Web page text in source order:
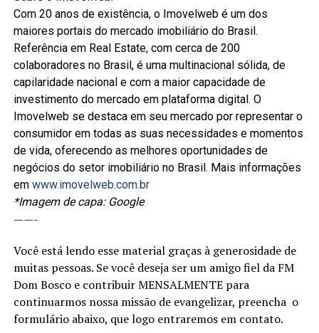
Com 20 anos de existência, o Imovelweb é um dos
maiores portais do mercado imobiliário do Brasil.
Referência em Real Estate, com cerca de 200
colaboradores no Brasil, é uma multinacional sólida, de
capilaridade nacional e com a maior capacidade de
investimento do mercado em plataforma digital. O
Imovelweb se destaca em seu mercado por representar o
consumidor em todas as suas necessidades e momentos
de vida, oferecendo as melhores oportunidades de
negócios do setor imobiliário no Brasil. Mais informações
em www.imovelweb.com.br
*Imagem de capa: Google
——-
Você está lendo esse material graças à generosidade de
muitas pessoas. Se você deseja ser um amigo fiel da FM
Dom Bosco e contribuir MENSALMENTE para
continuarmos nossa missão de evangelizar, preencha o
formulário abaixo, que logo entraremos em contato.